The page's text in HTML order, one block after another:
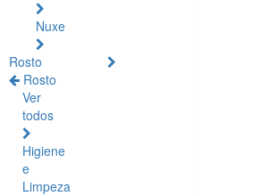
Nuxe
Rosto
Rosto
Ver
todos
Higiene
e
Limpeza